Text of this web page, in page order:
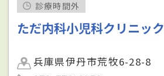
診療時間外
ただ内科小児科クリニック
兵庫県伊丹市荒牧6-28-8